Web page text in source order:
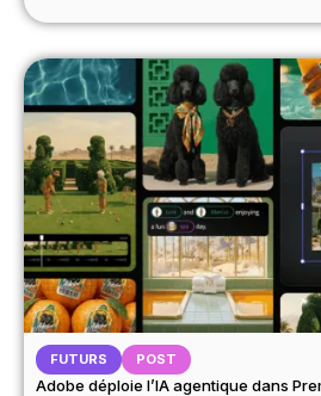
FUTURS POST
Adobe déploie l’IA agentique dans